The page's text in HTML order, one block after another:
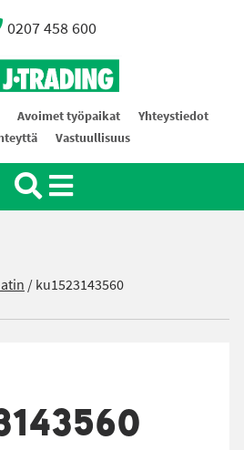
0207 458 600
Ab
Avoimet työpaikat
Yhteystiedot
Vastuullisuus
/ku1523143560